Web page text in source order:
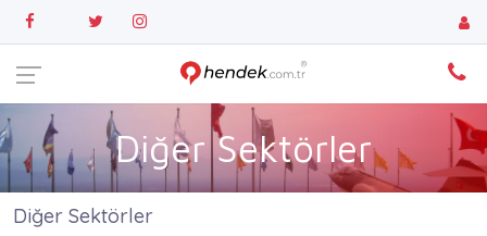
Diğer Sektörler
Diğer Sektörler